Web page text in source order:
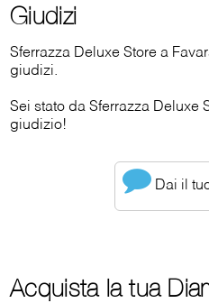
Giudizi
Sferrazza Deluxe Store a
giudizi.
Sei stato da Sferrazza Deluxe
giudizio!
Dai il
Acquista la tua